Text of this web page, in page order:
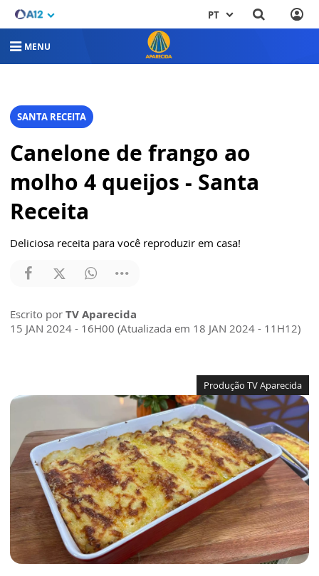
PT
MENU
SANTA RECEITA
Canelone de frango ao
molho 4 queijos - Santa
Receita
Deliciosa receita para você reproduzir em casa!
Escrito por TV Aparecida
15 JAN 2024 - 16H00 (Atualizada em 18 JAN 2024 - 11H12)
Produção TV Aparecida